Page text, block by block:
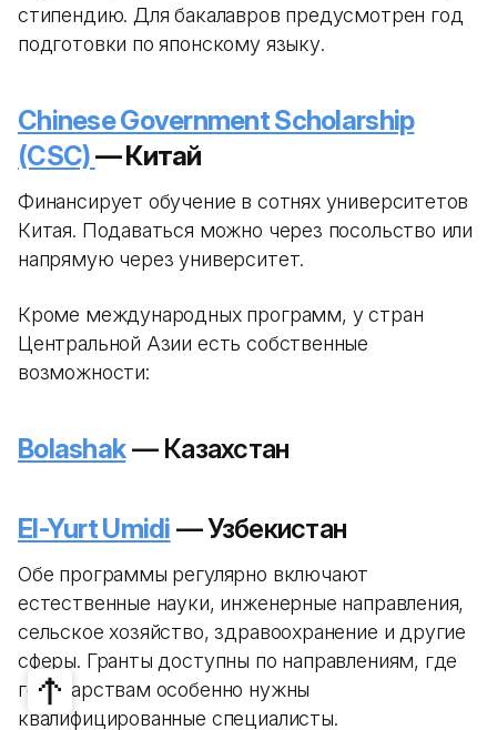
стипендию. Для бакалавров предусмотрен год
подготовки по японскому языку.
Chinese Government Scholarship
(CSC)— Китай
Финансирует обучение в сотнях университетов
Китая. Подаваться можно через посольство или
напрямую через университет.
Кроме международных программ, у стран
Центральной Азии есть собственные
возможности:
Bolashak— Казахстан
El-Yurt Umidi — Узбекистан
Обе программы регулярно включают
естественные науки, инженерные направления,
сельское хозяйство, здравоохранение и другие
сферы. Гранты доступны по направлениям, где
государствам особенно нужны
квалифицированные специалисты.